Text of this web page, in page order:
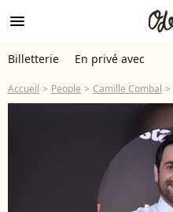
menu
Billetterie En privé avec
Accueil People Camille Combal